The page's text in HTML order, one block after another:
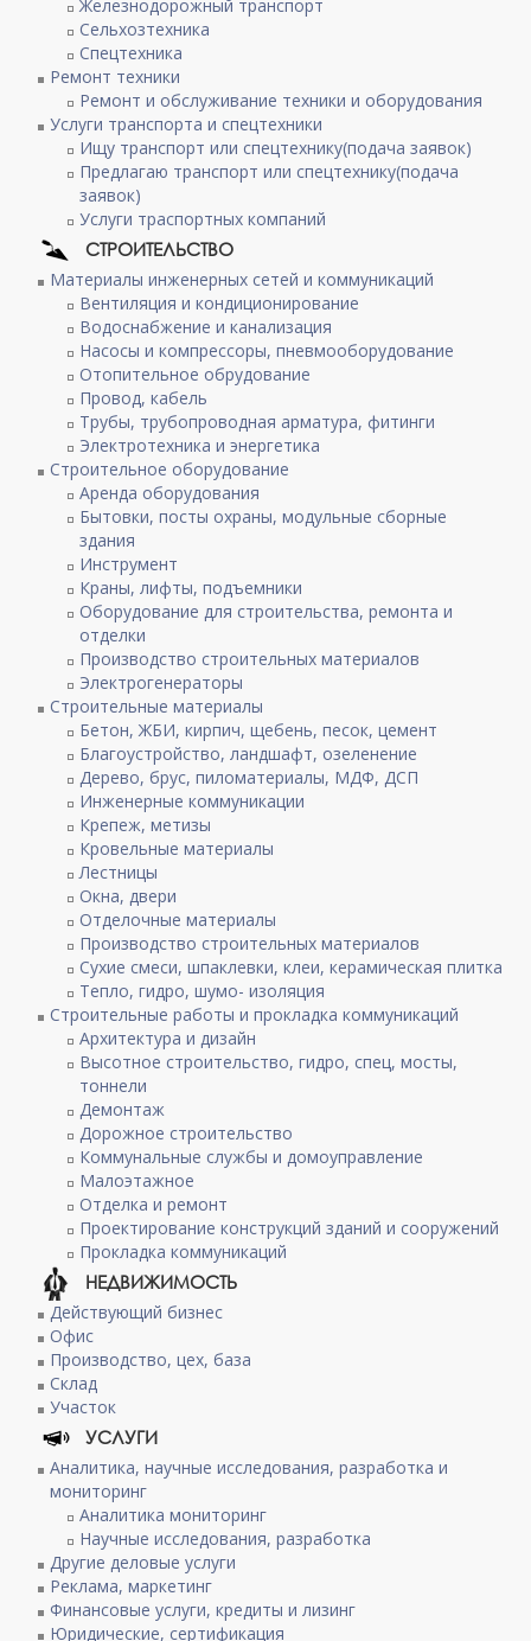
Железнодорожный транспорт
Сельхозтехника
Спецтехника
Ремонт техники
Ремонт и обслуживание техники и оборудования
Услуги транспорта и спецтехники
Ищу транспорт или спецтехнику(подача заявок)
Предлагаю транспорт или спецтехнику(подача
заявок)
Услуги траспортных компаний
СТРОИТЕЛЬСТВО
Материалы инженерных сетей и коммуникаций
Вентиляция и кондиционирование
Водоснабжение и канализация
Насосы и компрессоры, пневмооборудование
Отопительное обрудование
Провод, кабель
Трубы, трубопроводная арматура, фитинги
Электротехника и энергетика
Строительное оборудование
Аренда оборудования
Бытовки, посты охраны, модульные сборные
здания
Инструмент
Краны, лифты, подъемники
Оборудование для строительства, ремонта и
отделки
Производство строительных материалов
Электрогенераторы
Строительные материалы
Бетон, ЖБИ, кирпич, щебень, песок, цемент
Благоустройство, ландшафт, озеленение
Дерево, брус, пиломатериалы, МДФ, ДСП
Инженерные коммуникации
Крепеж, метизы
Кровельные материалы
Лестницы
Окна, двери
Отделочные материалы
Производство строительных материалов
Сухие смеси, шпаклевки, клеи, керамическая плитка
Тепло, гидро, шумо- изоляция
Строительные работы и прокладка коммуникаций
Архитектура и дизайн
Высотное строительство, гидро, спец, мосты,
тоннели
Демонтаж
Дорожное строительство
Коммунальные службы и домоуправление
Малоэтажное
Отделка и ремонт
Проектирование конструкций зданий и сооружений
Прокладка коммуникаций
НЕДВИЖИМОСТЬ
Действующий бизнес
Офис
Производство, цех, база
Склад
Участок
УСЛУГИ
Аналитика, научные исследования, разработка и
мониторинг
Аналитика мониторинг
Научные исследования, разработка
Другие деловые услуги
Реклама, маркетинг
Финансовые услуги, кредиты и лизинг
Юридические, сертификация